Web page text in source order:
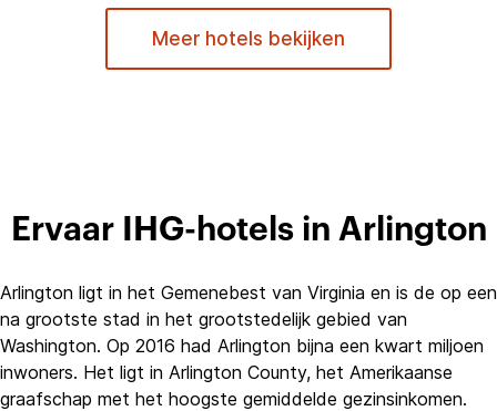
Meer hotels bekijken
Ervaar IHG-hotels in Arlington
Arlington ligt in het Gemenebest van Virginia en is de op een
na grootste stad in het grootstedelijk gebied van
Washington. Op 2016 had Arlington bijna een kwart miljoen
inwoners. Het ligt in Arlington County, het Amerikaanse
graafschap met het hoogste gemiddelde gezinsinkomen.